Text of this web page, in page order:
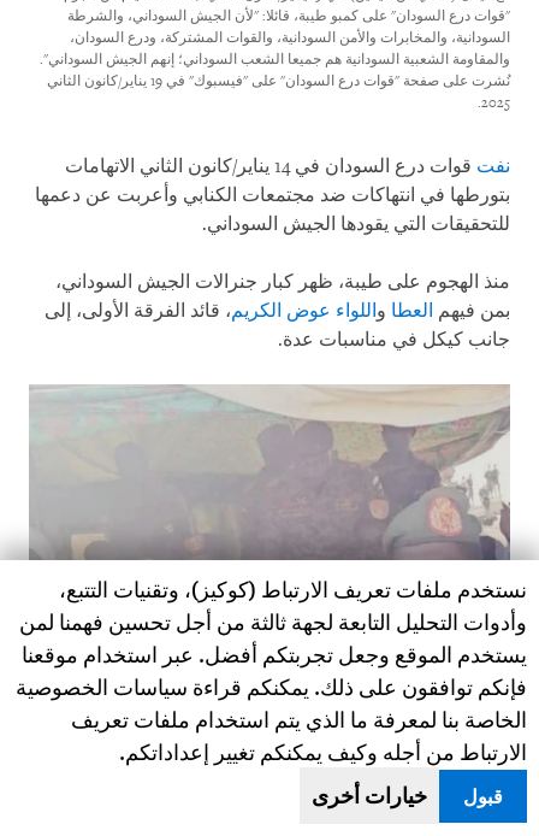
"قوات درع السودان" على كمبو طيبة، قائلا: "لأن الجيش السوداني، والشرطة
السودانية، والمخابرات والأمن السودانية، والقوات المشتركة، ودرع السودان،
والمقاومة الشعبية السودانية هم جميعا الشعب السوداني؛ إنهم الجيش السوداني".
نُشرت على صفحة "قوات درع السودان" على "فيسبوك" في 19 يناير/كانون الثاني
2025.
نفت
قوات درع السودان في 14 يناير/كانون الثاني الاتهامات
بتورطها في انتهاكات ضد مجتمعات الكنابي وأعربت عن دعمها
للتحقيقات التي يقودها الجيش السوداني.
منذ الهجوم على طيبة، ظهر كبار جنرالات الجيش السوداني،
بمن فيهم العطا واللواء عوض الكريم، قائد الفرقة الأولى، إلى
جانب كيكل في مناسبات عدة.
Human Rights Watch cookie preferences
نستخدم ملفات تعريف الارتباط (كوكيز)، وتقنيات التتبع،
وأدوات التحليل التابعة لجهة ثالثة من أجل تحسين فهمنا لمن
يستخدم الموقع وجعل تجربتكم أفضل. عبر استخدام موقعنا
فإنكم توافقون على ذلك. يمكنكم قراءة سياسات الخصوصية
الخاصة بنا لمعرفة ما الذي يتم استخدام ملفات تعريف
الارتباط من أجله وكيف يمكنكم تغيير إعداداتكم.
قبول خيارات أخرى